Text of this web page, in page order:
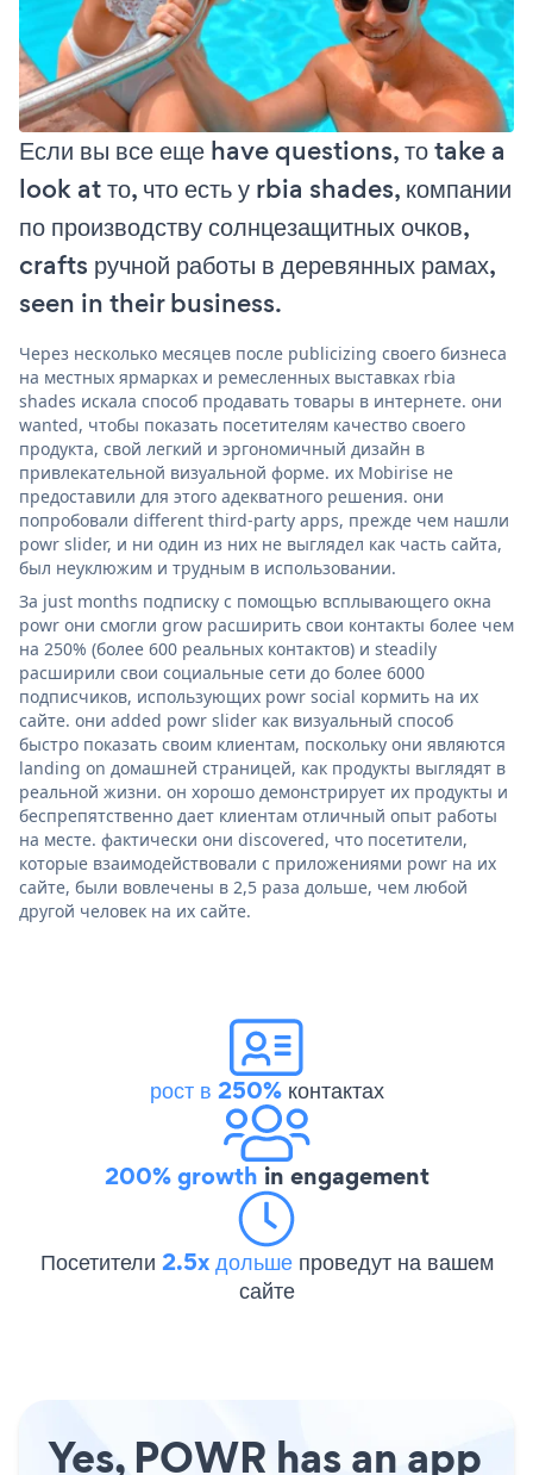
Если вы все еще have questions, то take a
look at то, что есть у rbia shades, компании
по производству солнцезащитных очков,
crafts ручной работы в деревянных рамах,
seen in their business.
Через несколько месяцев после publicizing своего бизнеса
на местных ярмарках и ремесленных выставках rbia
shades искала способ продавать товары в интернете. они
wanted, чтобы показать посетителям качество своего
продукта, свой легкий и эргономичный дизайн в
привлекательной визуальной форме. их Mobirise не
предоставили для этого адекватного решения. они
попробовали different third-party apps, прежде чем нашли
powr slider, и ни один из них не выглядел как часть сайта,
был неуклюжим и трудным в использовании.
За just months подписку с помощью всплывающего окна
powr они смогли grow расширить свои контакты более чем
на 250% (более 600 реальных контактов) и steadily
расширили свои социальные сети до более 6000
подписчиков, использующих powr social кормить на их
сайте. они added powr slider как визуальный способ
быстро показать своим клиентам, поскольку они являются
landing on домашней страницей, как продукты выглядят в
реальной жизни. он хорошо демонстрирует их продукты и
беспрепятственно дает клиентам отличный опыт работы
на месте. фактически они discovered, что посетители,
которые взаимодействовали с приложениями powr на их
сайте, были вовлечены в 2,5 раза дольше, чем любой
другой человек на их сайте.
рост в 250%контактах
200% growth in engagement
Посетители 2.5x дольше проведут на вашем
сайте
Yes, POWR has an app